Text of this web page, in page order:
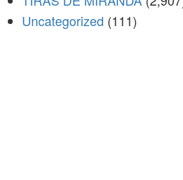
Uncategorized (111)